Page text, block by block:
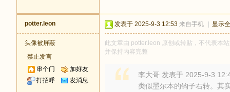
potter.leon
头像被屏蔽
禁止发言
串个门
加好友
打招呼
发消息
发表于 2025-9-3 12:53 来自手机 显示
此文章由 potter.leon 原创或转贴，不代表本
并保持内容完整
李大哥 发表于 2025-9-3
类似墨尔本的钩子右转。其